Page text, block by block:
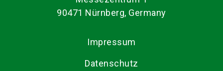
90471 Nürnberg, Germany
Impressum
Datenschutz